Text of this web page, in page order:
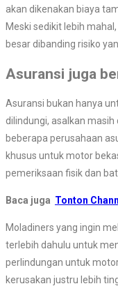
akan dikenakan biaya
Meski sedikit lebih
besar dibanding risiko
Asuransi juga
Asuransi bukan hanya
dilindungi, asalkan masih
beberapa perusahaan
khusus untuk motor
pemeriksaan fisik dan
Baca juga Tonton
Moladiners yang ingin
terlebih dahulu untuk
perlindungan untuk
kerusakan justru lebih